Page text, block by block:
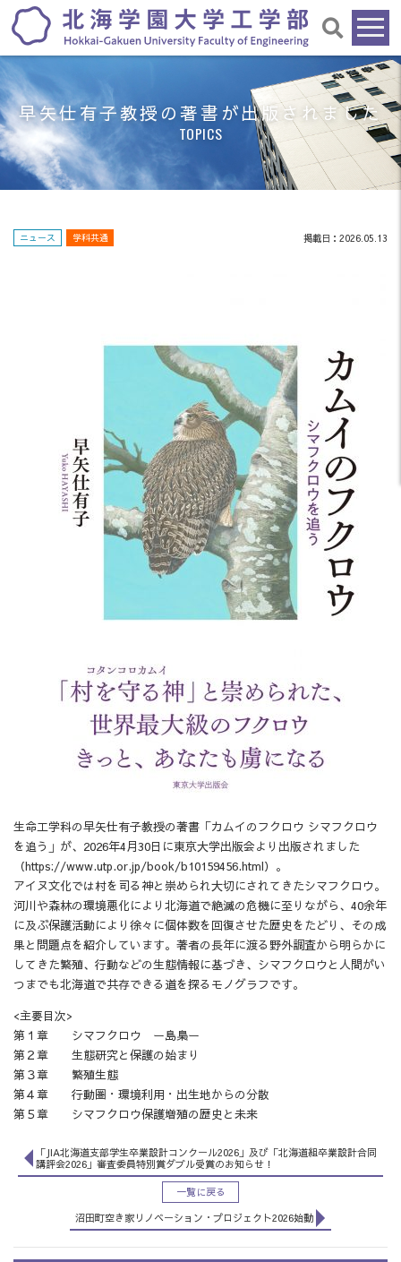
早矢仕有子教授の著書が出版されました
TOPICS
ニュース 学科共通 掲載日：2026.05.13
生命工学科の早矢仕有子教授の著書「カムイのフクロウ シマフクロウ
を追う」が、2026年4月30日に東京大学出版会より出版されました
（https://www.utp.or.jp/book/b10159456.html）。
アイヌ文化では村を司る神と崇められ大切にされてきたシマフクロウ。
河川や森林の環境悪化により北海道で絶滅の危機に至りながら、40余年
に及ぶ保護活動により徐々に個体数を回復させた歴史をたどり、その成
果と問題点を紹介しています。著者の長年に渡る野外調査から明らかに
してきた繁殖、行動などの生態情報に基づき、シマフクロウと人間がい
つまでも北海道で共存できる道を探るモノグラフです。
<主要目次>
第１章 シマフクロウ ー島梟ー
第２章 生態研究と保護の始まり
第３章 繁殖生態
第４章 行動圏・環境利用・出生地からの分散
第５章 シマフクロウ保護増殖の歴史と未来
「JIA北海道支部学生卒業設計コンクール2026」及び「北海道組卒業設計合同
講評会2026」審査委員特別賞ダブル受賞のお知らせ！
一覧に戻る
沼田町空き家リノベーション・プロジェクト2026始動